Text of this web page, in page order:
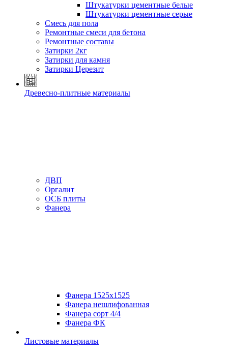
Штукатурки цементные белые
Штукатурки цементные серые
Смесь для пола
Ремонтные смеси для бетона
Ремонтные составы
Затирки 2кг
Затирки для камня
Затирки Церезит
Древесно-плитные материалы
ДВП
Оргалит
ОСБ плиты
Фанера
Фанера 1525х1525
Фанера нешлифованная
Фанера сорт 4/4
Фанера ФК
Листовые материалы